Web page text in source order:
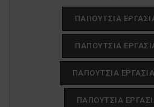
ΠΑΠΟΎΤΣΙΑ
ΠΑΠΟΎΤΣΙΑ
ΠΑΠΟΎΤΣΙΑ
ΠΑΠΟΎΤΣΙΑ